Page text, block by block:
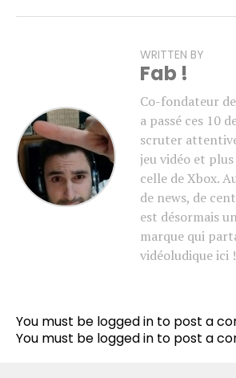
WRITTEN BY
Fab !
Co-fondateur
a passé ces 10
scruter
jeu vidéo et
celle de Xbox.
de news, de
est désormais
marque qui
vidéoludique ici !
You must be logged in to post a
You must be logged in to post a